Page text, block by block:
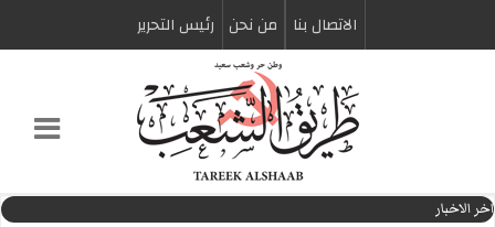
الاتصال بنا من نحن رئیس التحریر
اخر الاخبار